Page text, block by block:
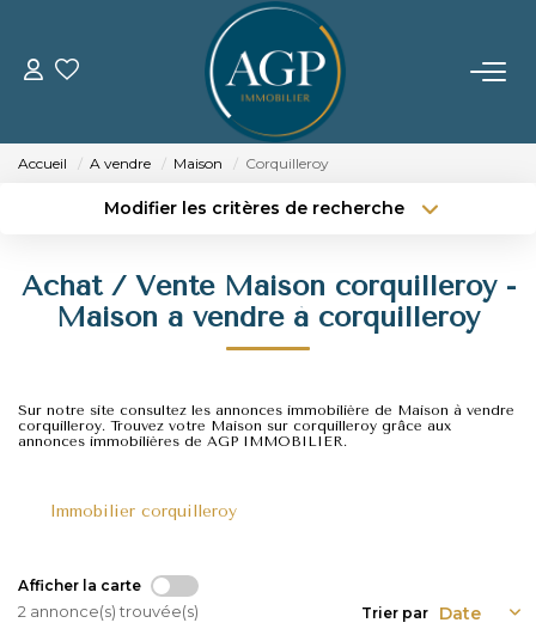
ACHETER
Nos Biens Vendus
GERER
NOTRE AGENCE
NOUS REJOINDRE
Accueil A vendre Maison Corquilleroy
Modifier les critères de recherche
Sélectionnez...
Type de bien
Surface min
Créer une alerte
Achat / Vente Maison corquilleroy -
Maison a vendre à corquilleroy
Sur notre site consultez les annonces immobilière de Maison à vendre
corquilleroy. Trouvez votre Maison sur corquilleroy grâce aux
annonces immobilières de AGP IMMOBILIER.
Immobilier corquilleroy
Afficher la carte
2 annonce(s) trouvée(s) Trier par